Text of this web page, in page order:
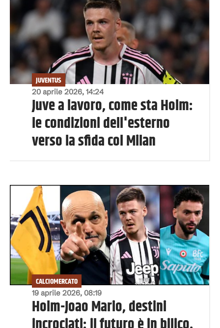
20 aprile 2026, 14:24
JUVENTUS
Juve a lavoro, come sta Holm:
le condizioni dell'esterno
verso la sfida col Milan
19 aprile 2026, 08:19
CALCIOMERCATO
Holm-Joao Mario, destini